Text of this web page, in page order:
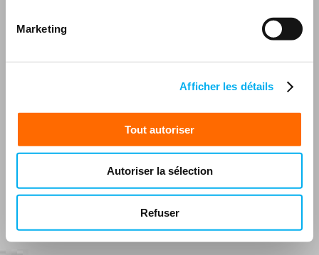
Marketing
Afficher les détails
Tout autoriser
Autoriser la sélection
Refuser